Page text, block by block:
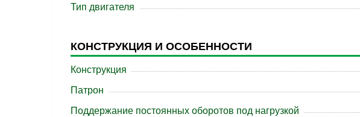
Тип двигателя
КОНСТРУКЦИЯ И ОСОБЕННОСТИ
Конструкция
Патрон
Поддержание постоянных оборотов под нагрузкой